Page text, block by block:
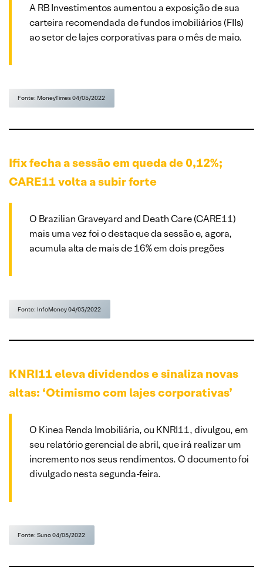
A RB Investimentos aumentou a exposição de sua
carteira recomendada de fundos imobiliários (FIIs)
ao setor de lajes corporativas para o mês de maio.
Fonte: MoneyTimes 04/05/2022
Ifix fecha a sessão em queda de 0,12%;
CARE11 volta a subir forte
O Brazilian Graveyard and Death Care (CARE11)
mais uma vez foi o destaque da sessão e, agora,
acumula alta de mais de 16% em dois pregões
Fonte: InfoMoney 04/05/2022
KNRI11 eleva dividendos e sinaliza novas
altas: ‘Otimismo com lajes corporativas’
O Kinea Renda Imobiliária, ou KNRI11, divulgou, em
seu relatório gerencial de abril, que irá realizar um
incremento nos seus rendimentos. O documento foi
divulgado nesta segunda-feira.
Fonte: Suno 04/05/2022